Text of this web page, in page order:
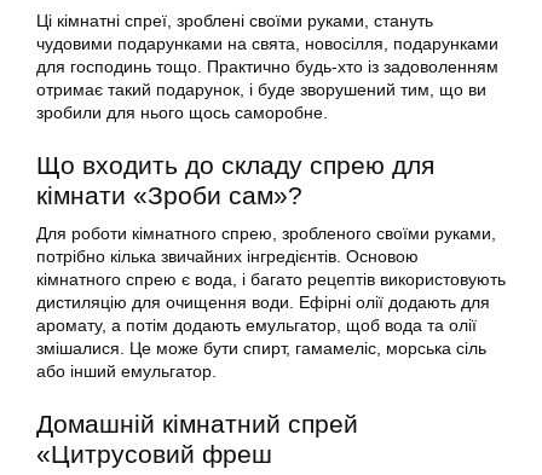
Ці кімнатні спреї, зроблені своїми руками, стануть
чудовими подарунками на свята, новосілля, подарунками
для господинь тощо. Практично будь-хто із задоволенням
отримає такий подарунок, і буде зворушений тим, що ви
зробили для нього щось саморобне.
Що входить до складу спрею для
кімнати «Зроби сам»?
Для роботи кімнатного спрею, зробленого своїми руками,
потрібно кілька звичайних інгредієнтів. Основою
кімнатного спрею є вода, і багато рецептів використовують
дистиляцію для очищення води. Ефірні олії додають для
аромату, а потім додають емульгатор, щоб вода та олії
змішалися. Це може бути спирт, гамамеліс, морська сіль
або інший емульгатор.
Домашній кімнатний спрей
«Цитрусовий фреш